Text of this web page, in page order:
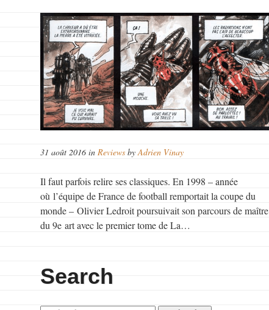
31 août 2016 inReviews byAdrien Vinay
Il faut parfois relire ses classiques. En 1998 – année
où l’équipe de France de football remportait la coupe du
monde – Olivier Ledroit poursuivait son parcours de maître
du 9e art avec le premier tome de La…
Search